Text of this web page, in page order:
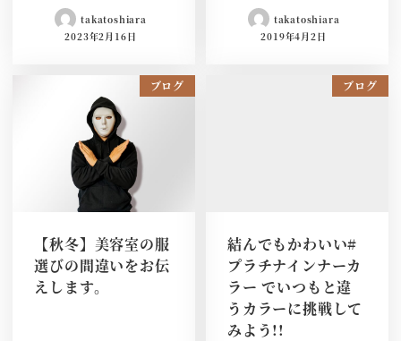
takatoshiara
2023年2月16日
takatoshiara
2019年4月2日
ブログ
【秋冬】美容室の服
選びの間違いをお伝
えします。
ブログ
結んでもかわいい#
プラチナインナーカ
ラー でいつもと違
うカラーに挑戦して
みよう!!